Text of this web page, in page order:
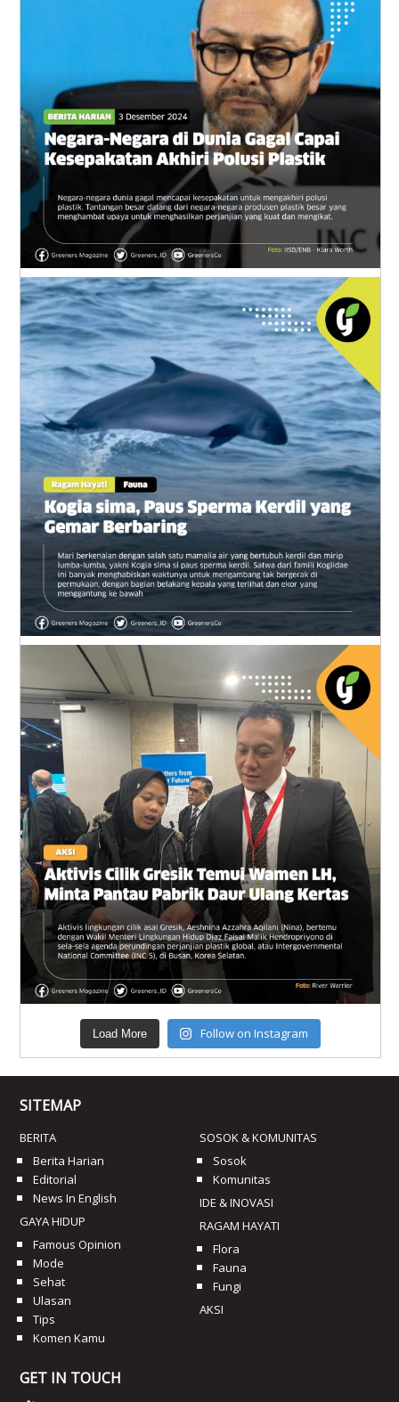
Load More Follow on Instagram
SITEMAP
BERITA
Berita Harian
Editorial
News In English
GAYA HIDUP
Famous Opinion
Mode
Sehat
Ulasan
Tips
Komen Kamu
SOSOK & KOMUNITAS
Sosok
Komunitas
IDE & INOVASI
RAGAM HAYATI
Flora
Fauna
Fungi
AKSI
GET IN TOUCH